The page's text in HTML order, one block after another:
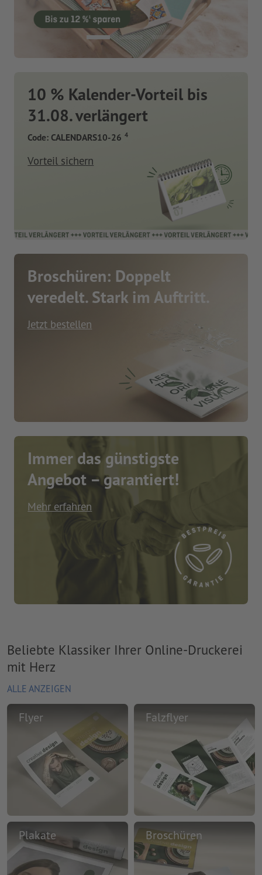
10 % Kalender-Vorteil bis
31.08. verlängert
Code: CALENDARS10-26 4
Vorteil sichern
Broschüren: Doppelt
veredelt. Stark im Auftritt.
Jetzt bestellen
Immer das günstigste
Angebot – garantiert!
Mehr erfahren
Beliebte Klassiker Ihrer Online-Druckerei
mit Herz
ALLE ANZEIGEN
Flyer Falzflyer
Plakate Broschüren